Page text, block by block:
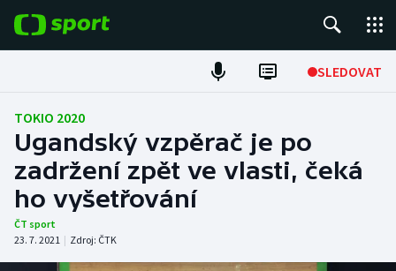
SLEDOVAT
Fotbal
Hokej
Tenis
Atletika
TOKIO 2020
Ugandský vzpěrač je po
zadržení zpět ve vlasti, čeká
ho vyšetřování
ČT sport
23. 7. 2021 | Zdroj: ČTK